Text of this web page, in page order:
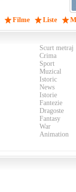
Filme Liste
Scurt metraj
Crima
Sport
Muzical
Istoric
News
Istorie
Fantezie
Dragoste
Fantasy
War
Animation